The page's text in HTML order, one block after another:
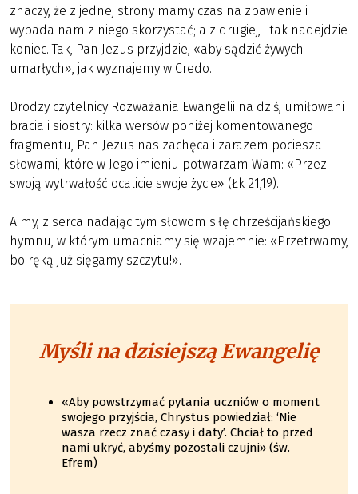
znaczy, że z jednej strony mamy czas na zbawienie i
wypada nam z niego skorzystać; a z drugiej, i tak nadejdzie
koniec. Tak, Pan Jezus przyjdzie, «aby sądzić żywych i
umarłych», jak wyznajemy w Credo.
Drodzy czytelnicy Rozważania Ewangelii na dziś, umiłowani
bracia i siostry: kilka wersów poniżej komentowanego
fragmentu, Pan Jezus nas zachęca i zarazem pociesza
słowami, które w Jego imieniu potwarzam Wam: «Przez
swoją wytrwałość ocalicie swoje życie» (Łk 21,19).
A my, z serca nadając tym słowom siłę chrześcijańskiego
hymnu, w którym umacniamy się wzajemnie: «Przetrwamy,
bo ręką już sięgamy szczytu!».
Myśli na dzisiejszą Ewangelię
«Aby powstrzymać pytania uczniów o moment
swojego przyjścia, Chrystus powiedział: ‘Nie
wasza rzecz znać czasy i daty’. Chciał to przed
nami ukryć, abyśmy pozostali czujni» (św.
Efrem)